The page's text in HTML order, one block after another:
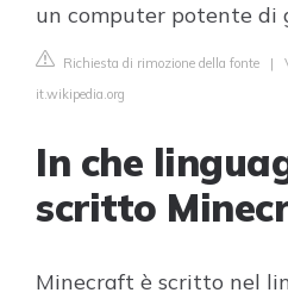
un computer potente di
Richiesta di rimozione della fonte |
it.wikipedia.org
In che
scritto
Minecraft è scritto nel